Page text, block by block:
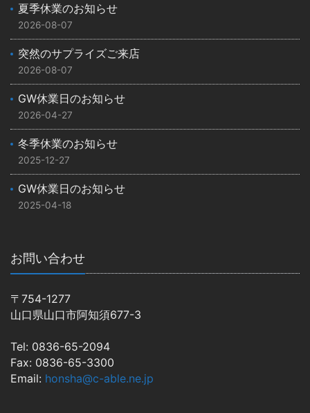
夏季休業のお知らせ
2026-08-07
突然のサプライズご来店
2026-08-07
GW休業日のお知らせ
2026-04-27
冬季休業のお知らせ
2025-12-27
GW休業日のお知らせ
2025-04-18
お問い合わせ
〒754-1277
山口県山口市阿知須677-3
Tel: 0836-65-2094
Fax: 0836-65-3300
Email: honsha@c-able.ne.jp